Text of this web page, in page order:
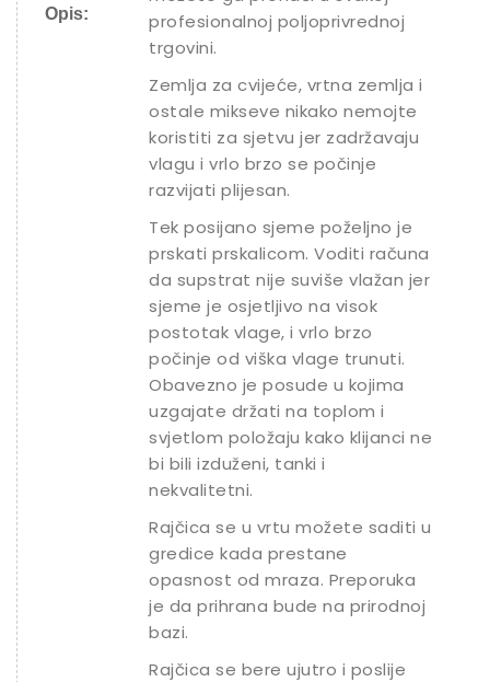
Opis:
profesionalnoj poljoprivrednoj
trgovini.
Zemlja za cvijeće, vrtna zemlja i
ostale mikseve nikako nemojte
koristiti za sjetvu jer zadržavaju
vlagu i vrlo brzo se počinje
razvijati plijesan.
Tek posijano sjeme poželjno je
prskati prskalicom. Voditi računa
da supstrat nije suviše vlažan jer
sjeme je osjetljivo na visok
postotak vlage, i vrlo brzo
počinje od viška vlage trunuti.
Obavezno je posude u kojima
uzgajate držati na toplom i
svjetlom položaju kako klijanci ne
bi bili izduženi, tanki i
nekvalitetni.
Rajčica se u vrtu možete saditi u
gredice kada prestane
opasnost od mraza. Preporuka
je da prihrana bude na prirodnoj
bazi.
Rajčica se bere ujutro i poslije